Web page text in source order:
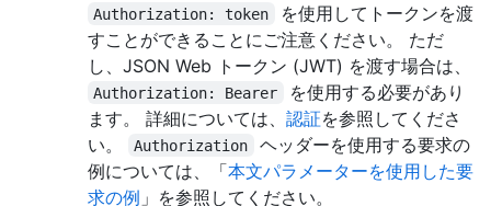
Authorization: token
を使用してトークンを渡
すことができることにご注意ください。 ただ
し、JSON Web トークン (JWT) を渡す場合は、
Authorization: Bearer
を使用する必要があり
ます。 詳細については、 認証を参照してくださ
い。
Authorization
ヘッダーを使用する要求の
例については、「本文パラメーターを使用した要
求の例 」を参照してください。